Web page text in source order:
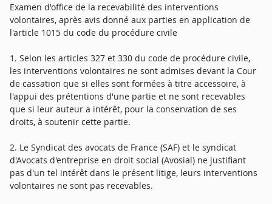
Examen d'office de la recevabilité des interventions
volontaires, après avis donné aux parties en application de
l'article 1015 du code du procédure civile
1. Selon les articles 327 et 330 du code de procédure civile,
les interventions volontaires ne sont admises devant la Cour
de cassation que si elles sont formées à titre accessoire, à
l'appui des prétentions d'une partie et ne sont recevables
que si leur auteur a intérêt, pour la conservation de ses
droits, à soutenir cette partie.
2. Le Syndicat des avocats de France (SAF) et le syndicat
d'Avocats d'entreprise en droit social (Avosial) ne justifiant
pas d'un tel intérêt dans le présent litige, leurs interventions
volontaires ne sont pas recevables.